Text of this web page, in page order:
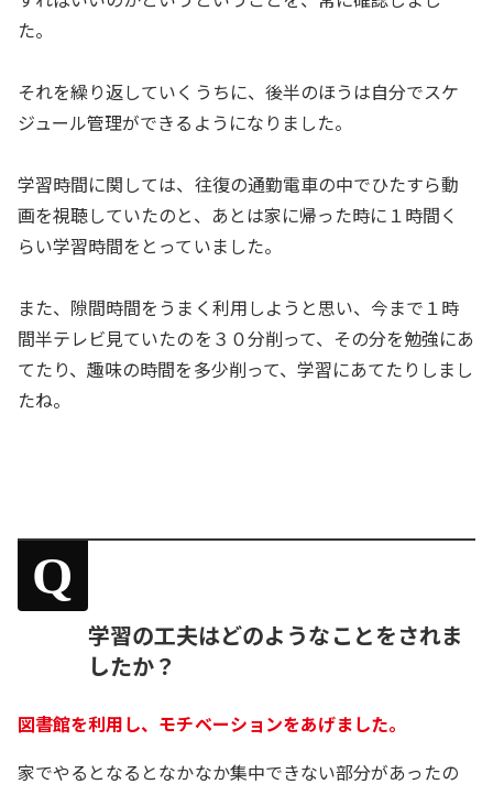
た。
それを繰り返していくうちに、後半のほうは自分でスケ
ジュール管理ができるようになりました。
学習時間に関しては、往復の通勤電車の中でひたすら動
画を視聴していたのと、あとは家に帰った時に１時間く
らい学習時間をとっていました。
また、隙間時間をうまく利用しようと思い、今まで１時
間半テレビ見ていたのを３０分削って、その分を勉強にあ
てたり、趣味の時間を多少削って、学習にあてたりしまし
たね。
Q
学習の工夫はどのようなことをされま
したか？
図書館を利用し、モチベーションをあげました。
家でやるとなるとなかなか集中できない部分があったの